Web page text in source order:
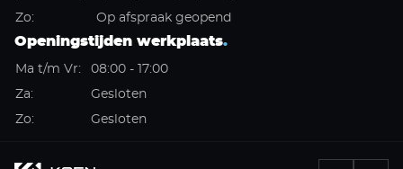
Zo:
Op afspraak geopend
Openingstijden werkplaats.
Ma t/m Vr:
08:00 - 17:00
Za:
Gesloten
Zo:
Gesloten